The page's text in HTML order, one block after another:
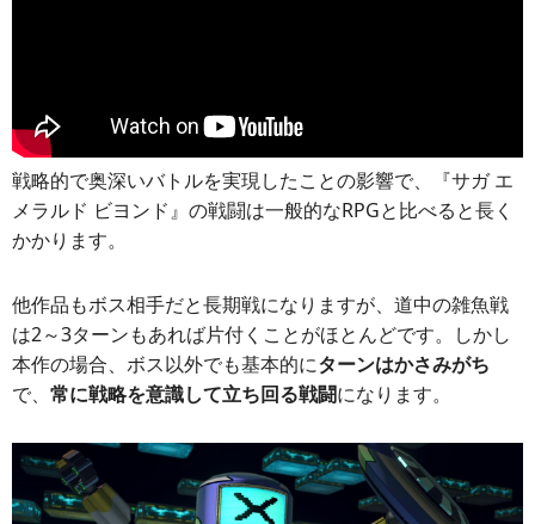
戦略的で奥深いバトルを実現したことの影響で、『サガ エ
メラルド ビヨンド』の戦闘は一般的なRPGと比べると長く
かかります。
他作品もボス相手だと長期戦になりますが、道中の雑魚戦
は2～3ターンもあれば片付くことがほとんどです。しかし
本作の場合、ボス以外でも基本的にターンはかさみがち
で、 常に戦略を意識して立ち回る戦闘になります。